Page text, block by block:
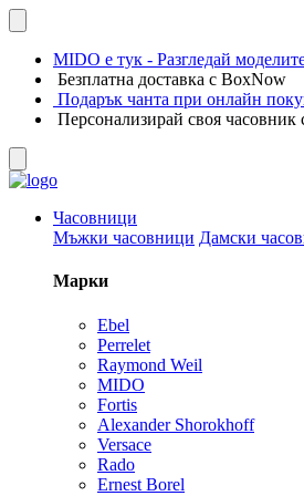
MIDO е тук - Разгледай
Безплатна доставка с BoxNow
Подарък чанта при онлайн
Персонализирай своя часовник
Часовници
Мъжки часовници Дамски
Марки
Ebel
Perrelet
Raymond Weil
MIDO
Fortis
Alexander Shorokhoff
Versace
Rado
Ernest Borel